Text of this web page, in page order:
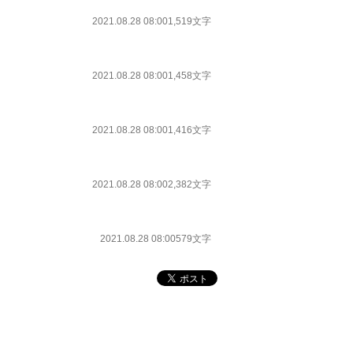
2021.08.28 08:001,519文字
2021.08.28 08:001,458文字
2021.08.28 08:001,416文字
2021.08.28 08:002,382文字
2021.08.28 08:00579文字